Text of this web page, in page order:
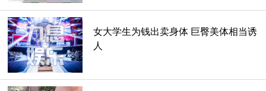
女大学生为钱出卖身体 巨臀美体相当诱
人